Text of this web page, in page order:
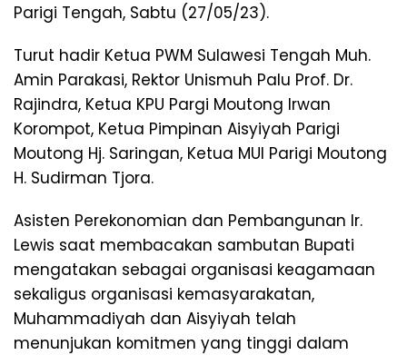
Parigi Tengah, Sabtu (27/05/23).
Turut hadir Ketua PWM Sulawesi Tengah Muh.
Amin Parakasi, Rektor Unismuh Palu Prof. Dr.
Rajindra, Ketua KPU Pargi Moutong Irwan
Korompot, Ketua Pimpinan Aisyiyah Parigi
Moutong Hj. Saringan, Ketua MUI Parigi Moutong
H. Sudirman Tjora.
Asisten Perekonomian dan Pembangunan Ir.
Lewis saat membacakan sambutan Bupati
mengatakan sebagai organisasi keagamaan
sekaligus organisasi kemasyarakatan,
Muhammadiyah dan Aisyiyah telah
menunjukan komitmen yang tinggi dalam